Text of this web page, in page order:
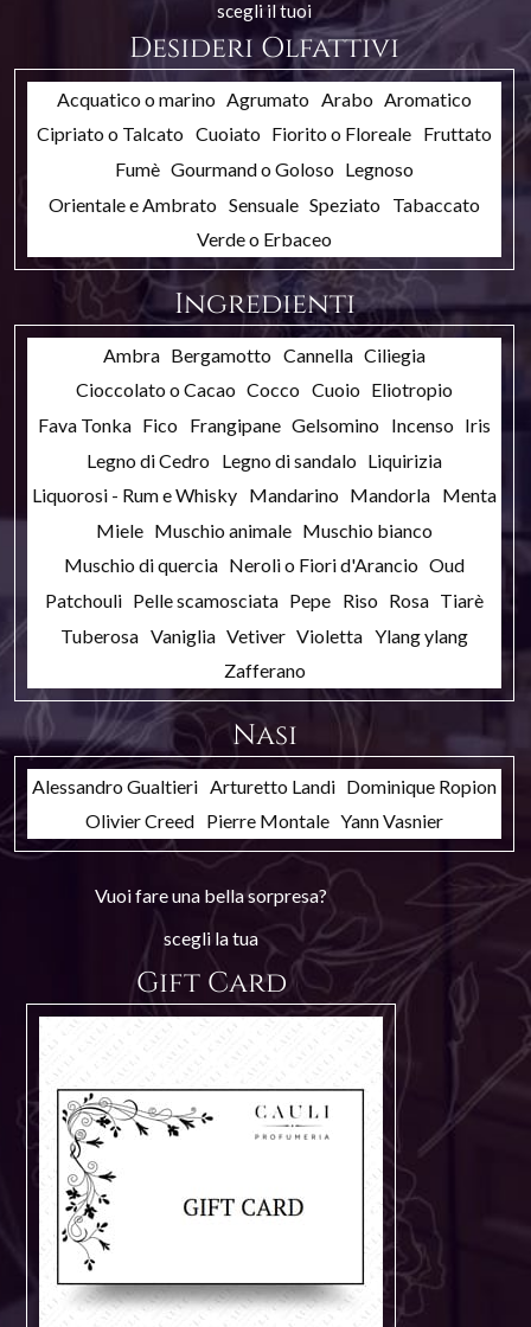
scegli il tuoi
Desideri Olfattivi
Acquatico o marino Agrumato Arabo Aromatico
Cipriato o Talcato Cuoiato Fiorito o Floreale Fruttato
Fumè Gourmand o Goloso Legnoso
Orientale e Ambrato Sensuale Speziato Tabaccato
Verde o Erbaceo
Ingredienti
Ambra Bergamotto Cannella Ciliegia
Cioccolato o Cacao Cocco Cuoio Eliotropio
Fava Tonka Fico Frangipane Gelsomino Incenso Iris
Legno di Cedro Legno di sandalo Liquirizia
Liquorosi - Rum e Whisky Mandarino Mandorla Menta
Miele Muschio animale Muschio bianco
Muschio di quercia Neroli o Fiori d'Arancio Oud
Patchouli Pelle scamosciata Pepe Riso Rosa Tiarè
Tuberosa Vaniglia Vetiver Violetta Ylang ylang
Zafferano
Nasi
Alessandro Gualtieri Arturetto Landi Dominique Ropion
Olivier Creed Pierre Montale Yann Vasnier
Vuoi fare una bella sorpresa?
scegli la tua
Gift Card